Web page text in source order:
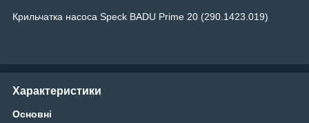
Крильчатка насоса Speck BADU Prime 20 (290.1423.019)
Характеристики
Основні